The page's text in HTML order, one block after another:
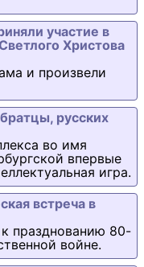
участие в
Христова
и произвели
русских
во имя
впервые
игра.
встреча в
празднованию 80-
войне.